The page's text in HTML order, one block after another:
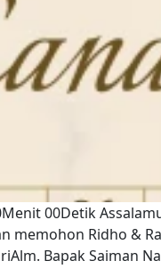
00Detik
Ridho &
Bapak Saiman